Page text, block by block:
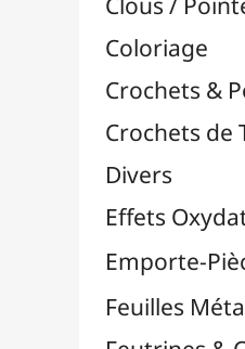
Masques
Massicots & Lames
Oeillets & Rivets
Petites Pinces
Plantes & Jardin
Plastique Fou
Poncage / Émeri
Quilling / Pliage
Reliure & Cinch